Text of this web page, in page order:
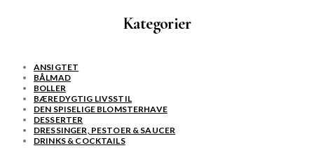
Kategorier
ANSIGTET
BÅLMAD
BOLLER
BÆREDYGTIG LIVSSTIL
DEN SPISELIGE BLOMSTERHAVE
DESSERTER
DRESSINGER, PESTOER & SAUCER
DRINKS & COCKTAILS